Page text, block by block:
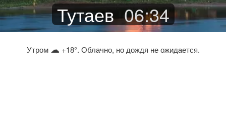
Тутаев 06:34
Утром ☁ +18°. Облачно, но дождя не ожидается.